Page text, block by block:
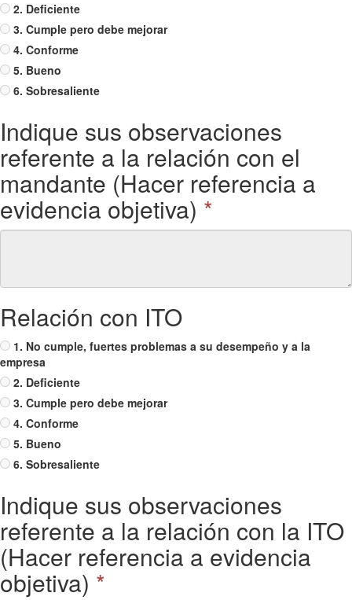
2. Deficiente
3. Cumple pero debe mejorar
4. Conforme
5. Bueno
6. Sobresaliente
Indique sus observaciones
referente a la relación con el
mandante (Hacer referencia a
evidencia objetiva) *
Relación con ITO
1. No cumple, fuertes problemas a su desempeño y a la
empresa
2. Deficiente
3. Cumple pero debe mejorar
4. Conforme
5. Bueno
6. Sobresaliente
Indique sus observaciones
referente a la relación con la ITO
(Hacer referencia a evidencia
objetiva) *